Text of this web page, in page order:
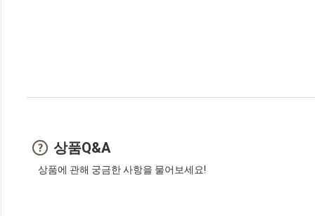
상품Q&A
상품에 관해 궁금한 사항을 물어보세요!